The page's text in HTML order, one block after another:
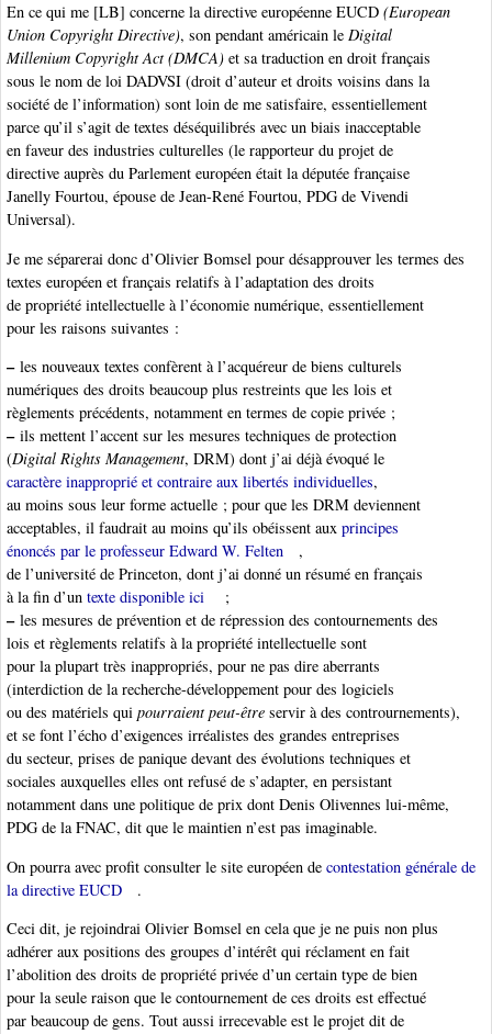
En ce qui me [LB] concerne la directive européenne EUCD (European
Union Copyright Directive), son pendant américain le Digital
Millenium Copyright Act (DMCA) et sa traduction en droit français
sous le nom de loi DADVSI (droit d’auteur et droits voisins dans la
société de l’information) sont loin de me satisfaire, essentiellement
parce qu’il s’agit de textes déséquilibrés avec un biais inacceptable
en faveur des industries culturelles (le rapporteur du projet de
directive auprès du Parlement européen était la députée française
Janelly Fourtou, épouse de Jean-René Fourtou, PDG de Vivendi
Universal).
Je me séparerai donc d’Olivier Bomsel pour désapprouver les termes des
textes européen et français relatifs à l’adaptation des droits
de propriété intellectuelle à l’économie numérique, essentiellement
pour les raisons suivantes :
–les nouveaux textes confèrent à l’acquéreur de biens culturels
numériques des droits beaucoup plus restreints que les lois et
règlements précédents, notamment en termes de copie privée ;
–ils mettent l’accent sur les mesures techniques de protection
(Digital Rights Management, DRM) dont j’ai déjà évoqué le
caractère inapproprié et contraire aux libertés individuelles,
au moins sous leur forme actuelle ; pour que les DRM deviennent
acceptables, il faudrait au moins qu’ils obéissent aux principes
énoncés par le professeur Edward W. Felten
,
de l’université de Princeton, dont j’ai donné un résumé en français
à la fin d’un texte disponible ici ;
–les mesures de prévention et de répression des contournements des
lois et règlements relatifs à la propriété intellectuelle sont
pour la plupart très inappropriés, pour ne pas dire aberrants
(interdiction de la recherche-développement pour des logiciels
ou des matériels qui pourraient peut-être servir à des contrournements),
et se font l’écho d’exigences irréalistes des grandes entreprises
du secteur, prises de panique devant des évolutions techniques et
sociales auxquelles elles ont refusé de s’adapter, en persistant
notamment dans une politique de prix dont Denis Olivennes lui-même,
PDG de la FNAC, dit que le maintien n’est pas imaginable.
On pourra avec profit consulter le site européen de contestation générale de
la directive EUCD
.
Ceci dit, je rejoindrai Olivier Bomsel en cela que je ne puis non plus
adhérer aux positions des groupes d’intérêt qui réclament en fait
l’abolition des droits de propriété privée d’un certain type de bien
pour la seule raison que le contournement de ces droits est effectué
par beaucoup de gens. Tout aussi irrecevable est le projet dit de